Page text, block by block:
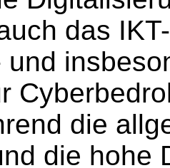
das
und
die
die hohe